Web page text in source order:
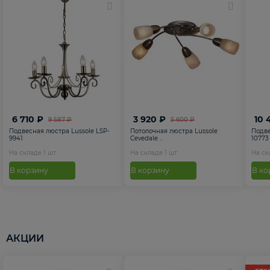
9 587 ₽
6 710 ₽
Подвесная люстра Lussole LSP-
9941
На складе 1 шт
В корзину
5 600 ₽
3 920 ₽
Потолочная люстра Lussole
Cevedale ...
На складе 1 шт
В корзину
10
10773
На
В
АКЦИИ